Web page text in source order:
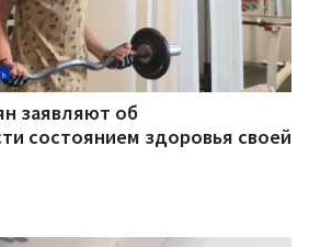
заявляют об
состоянием здоровья своей